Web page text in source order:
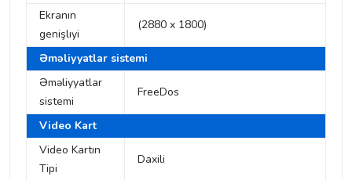
Ekranın
genişlıyi
(2880 x 1800)
Əməliyyatlar sistemi
Əməliyyatlar
sistemi
FreeDos
Video Kart
Video Kartın
Tipi
Daxili